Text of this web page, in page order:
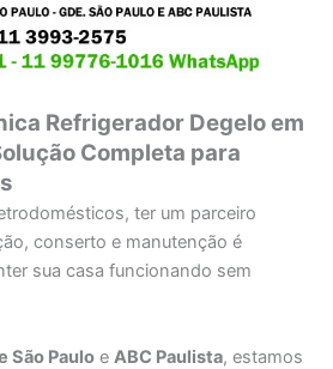
Refrigerador Degelo em
Completa para
ter um parceiro
conserto e manutenção é
sua casa funcionando sem
São Paulo eABC Paulista, estamos